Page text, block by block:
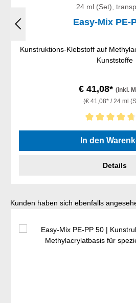
24 ml (Set),
Easy-Mix PE-
Kunstruktions-Klebstoff auf
Kunststoffe
€ 41,08* (inkl.
(€ 41,08* / 24 ml
Durchschnittliche Bewertung von
In den
Details
Produktgalerie überspringen
Kunden haben sich ebenfalls